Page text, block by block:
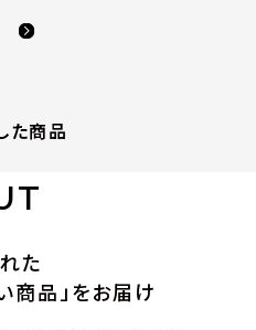
た商品
た
商品」をお届け